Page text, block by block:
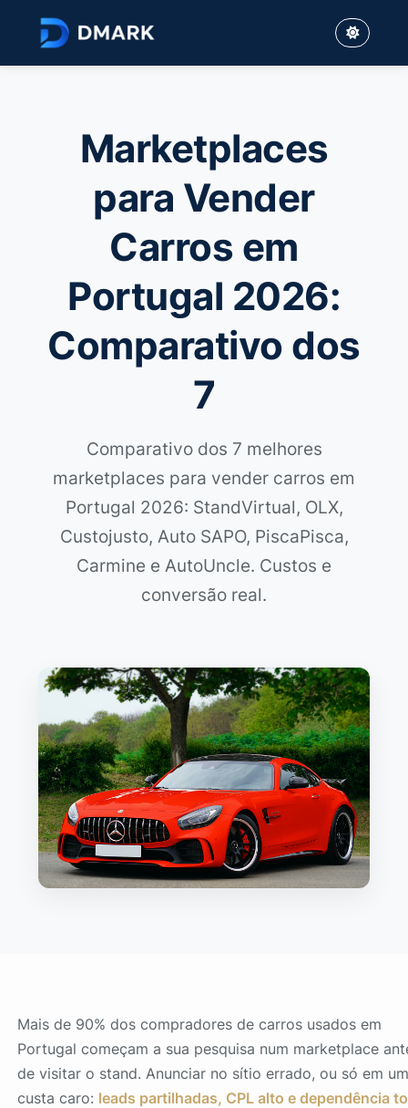
Marketplaces
para Vender
Carros em
Portugal 2026:
Comparativo dos
7
Comparativo dos 7 melhores
marketplaces para vender carros em
Portugal 2026: StandVirtual, OLX,
Custojusto, Auto SAPO, PiscaPisca,
Carmine e AutoUncle. Custos e
conversão real.
Mais de 90% dos compradores de carros usados em
Portugal começam a sua pesquisa num marketplace
de visitar o stand. Anunciar no sítio errado, ou só em
custa caro: leads partilhadas, CPL alto e dependência